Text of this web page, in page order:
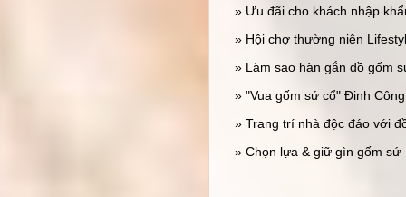
» Ưu đãi cho khách nhập
» Hội chợ thường niên
» Làm sao hàn gắn đồ gốm
» "Vua gốm sứ cổ" Đinh
» Trang trí nhà độc đáo với
» Chọn lựa & giữ gìn gốm sứ